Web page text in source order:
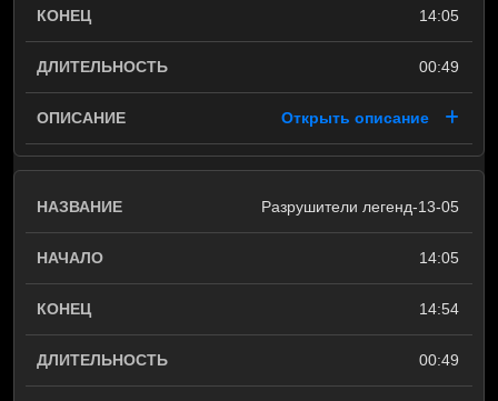
14:05
00:49
Открыть описание
Разрушители легенд-13-05
14:05
14:54
00:49